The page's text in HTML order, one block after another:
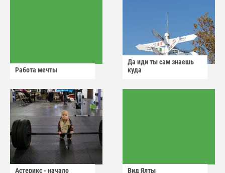
Работа мечты
Да иди ты сам знаешь
куда
Астерикс - начало Вид Ялты